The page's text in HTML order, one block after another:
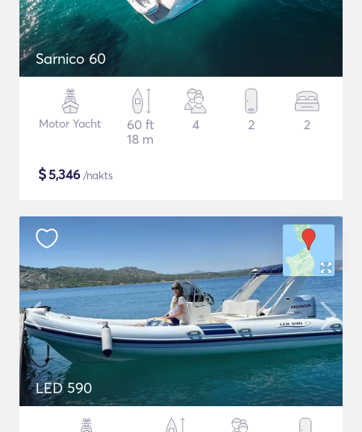
Sarnico 60
Motor Yacht
60 ft
18 m
4 2 2
$5,346 /nakts
LED 590